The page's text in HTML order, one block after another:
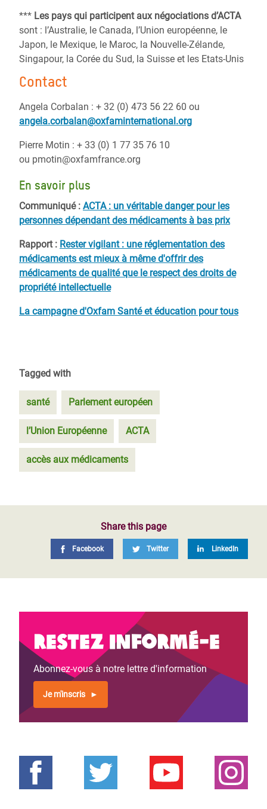
*** Les pays qui participent aux négociations d’ACTA
sont : l’Australie, le Canada, l’Union européenne, le
Japon, le Mexique, le Maroc, la Nouvelle-Zélande,
Singapour, la Corée du Sud, la Suisse et les Etats-Unis
Contact
Angela Corbalan : + 32 (0) 473 56 22 60 ou
angela.corbalan@oxfaminternational.org
Pierre Motin : + 33 (0) 1 77 35 76 10
ou pmotin@oxfamfrance.org
En savoir plus
Communiqué : ACTA : un véritable danger pour les
personnes dépendant des médicaments à bas prix
Rapport : Rester vigilant : une réglementation des
médicaments est mieux à même d'offrir des
médicaments de qualité que le respect des droits de
propriété intellectuelle
La campagne d'Oxfam Santé et éducation pour tous
Tagged with
santé Parlement européen
l’Union Européenne ACTA
accès aux médicaments
Share this page
Facebook Twitter LinkedIn
Restez informé-e
Abonnez-vous à notre lettre d'information
Je m'inscris